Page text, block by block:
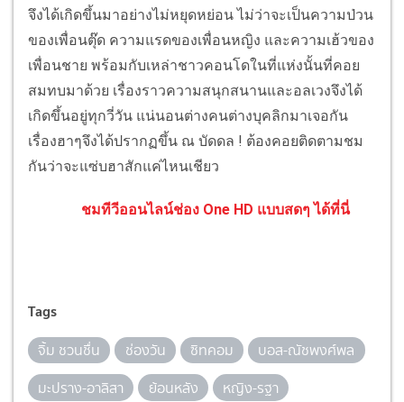
จึงได้เกิดขึ้นมาอย่างไม่หยุดหย่อน ไม่ว่าจะเป็นความป่วน
ของเพื่อนตุ๊ด ความแรดของเพื่อนหญิง และความเฮ้วของ
เพื่อนชาย พร้อมกับเหล่าชาวคอนโดในที่แห่งนั้นที่คอย
สมทบมาด้วย เรื่องราวความสนุกสนานและอลเวงจึงได้
เกิดขึ้นอยู่ทุกวี่วัน แน่นอนต่างคนต่างบุคลิกมาเจอกัน
เรื่องฮาๆจึงได้ปรากฏขึ้น ณ บัดดล ! ต้องคอยติดตามชม
กันว่าจะแซ่บฮาสักแค่ไหนเชียว
ชมทีวีออนไลน์ช่อง One HD แบบสดๆ ได้ที่นี่
Tags
จิ้ม ชวนชื่น ช่องวัน ซิทคอม
บอส-ณัชพงศ์พล
มะปราง-อาลิสา
ย้อนหลัง หญิง-รฐา